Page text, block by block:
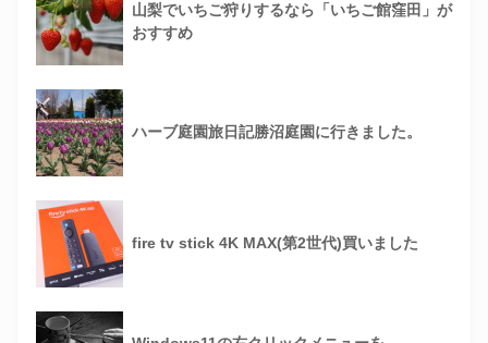
山梨でいちご狩りするなら「いちご館窪田」が
おすすめ
ハーブ庭園旅日記勝沼庭園に行きました。
fire tv stick 4K MAX(第2世代)買いました